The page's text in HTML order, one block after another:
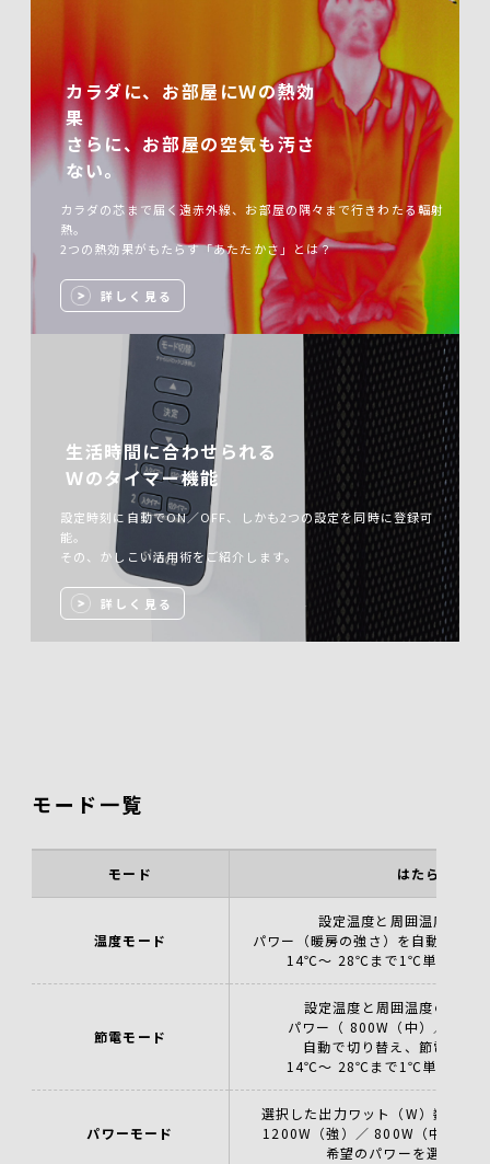
カラダに、お部屋にＷの熱効
果
さらに、お部屋の空気も汚さ
ない。
カラダの芯まで届く遠赤外線、お部屋の隅々まで行きわたる輻射
熱。
2つの熱効果がもたらす「あたたかさ」とは？
詳しく見る
生活時間に合わせられる
Ｗのタイマー機能
設定時刻に自動でON／OFF、しかも2つの設定を同時に登録可
能。
その、かしこい活用術をご紹介します。
詳しく見る
モード一覧
モード はたらき
温度モード
設定温度と周囲温度の差
パワー（暖房の強さ）を自動で切り
14℃～ 28℃まで1℃単位で設
節電モード
設定温度と周囲温度の差に
パワー（ 800W（中）／
自動で切り替え、節電しな
14℃～ 28℃まで1℃単位で設
パワーモード
選択した出力ワット（W）数で、
1200W（強）／ 800W（中）／
希望のパワーを選択でき